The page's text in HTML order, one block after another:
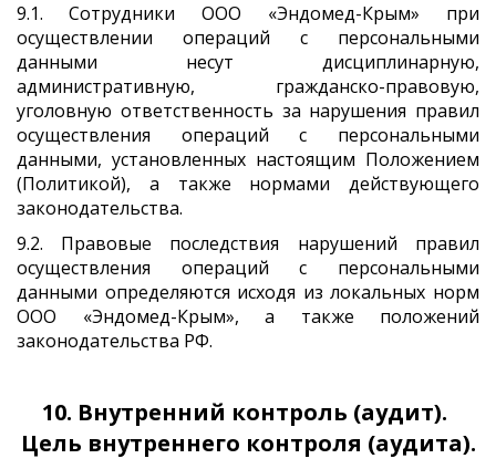
9.1. Сотрудники ООО «Эндомед-Крым» при
осуществлении операций с персональными
данными несут дисциплинарную,
административную, гражданско-правовую,
уголовную ответственность за нарушения правил
осуществления операций с персональными
данными, установленных настоящим Положением
(Политикой), а также нормами действующего
законодательства.
9.2. Правовые последствия нарушений правил
осуществления операций с персональными
данными определяются исходя из локальных норм
ООО «Эндомед-Крым», а также положений
законодательства РФ.
10. Внутренний контроль (аудит).
Цель внутреннего контроля (аудита).